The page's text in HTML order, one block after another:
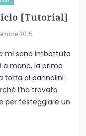
[Tutorial]
2015
mi sono imbattuta
a mano, la prima
torta di pannolini
l’ho trovata
per festeggiare un